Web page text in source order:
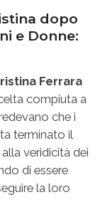
dopo
e Donne:
Ferrara
compiuta a
che i
terminato il
veridicità dei
di essere
la loro